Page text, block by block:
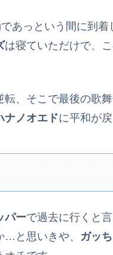
あっという間に到着
は寝ていただけで、
転、そこで最後の歌
ナノオエドに平和が
パーで過去に行くと
…と思いきや、 ガッ